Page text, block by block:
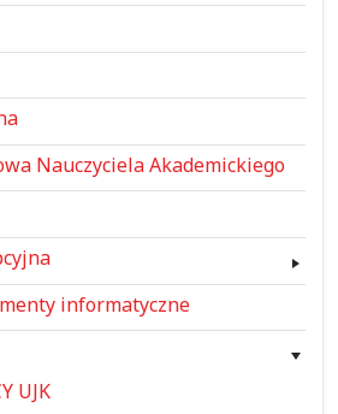
Nauczyciela Akademickiego
informatyczne
UJK